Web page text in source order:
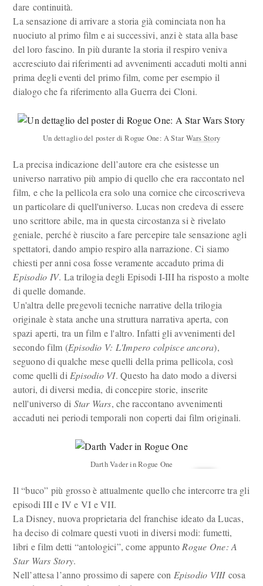
dare continuità.
La sensazione di arrivare a storia già cominciata non ha
nuociuto al primo film e ai successivi, anzi è stata alla base
del loro fascino. In più durante la storia il respiro veniva
accresciuto dai riferimenti ad avvenimenti accaduti molti anni
prima degli eventi del primo film, come per esempio il
dialogo che fa riferimento alla Guerra dei Cloni.
Un dettaglio del poster di Rogue One: A Star Wars Story
La precisa indicazione dell’autore era che esistesse un
universo narrativo più ampio di quello che era raccontato nel
film, e che la pellicola era solo una cornice che circoscriveva
un particolare di quell'universo. Lucas non credeva di essere
uno scrittore abile, ma in questa circostanza si è rivelato
geniale, perché è riuscito a fare percepire tale sensazione agli
spettatori, dando ampio respiro alla narrazione. Ci siamo
chiesti per anni cosa fosse veramente accaduto prima di
Episodio IV. La trilogia degli Episodi I-III ha risposto a molte
di quelle domande.
Un'altra delle pregevoli tecniche narrative della trilogia
originale è stata anche una struttura narrativa aperta, con
spazi aperti, tra un film e l'altro. Infatti gli avvenimenti del
secondo film (Episodio V: L'Impero colpisce ancora),
seguono di qualche mese quelli della prima pellicola, così
come quelli di Episodio VI. Questo ha dato modo a diversi
autori, di diversi media, di concepire storie, inserite
nell'universo di Star Wars, che raccontano avvenimenti
accaduti nei periodi temporali non coperti dai film originali.
Darth Vader in Rogue One
Il “buco” più grosso è attualmente quello che intercorre tra gli
episodi III e IV e VI e VII.
La Disney, nuova proprietaria del franchise ideato da Lucas,
ha deciso di colmare questi vuoti in diversi modi: fumetti,
libri e film detti “antologici”, come appunto Rogue One: A
Star Wars Story.
Nell’attesa l’anno prossimo di sapere con Episodio VIIIcosa